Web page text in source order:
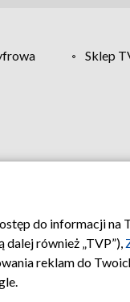
Sklep
do informacji na
również „TVP”),
reklam do